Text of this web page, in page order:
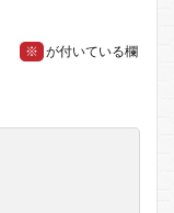
※ が付いている欄